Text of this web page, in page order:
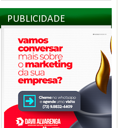
PUBLICIDADE